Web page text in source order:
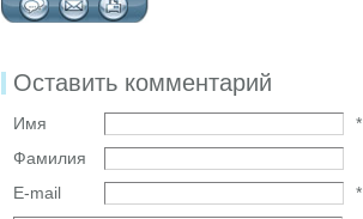
Оставить комментарий
Имя
*
Фамилия
E-mail
*